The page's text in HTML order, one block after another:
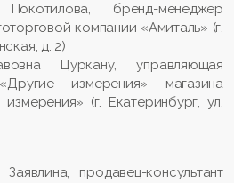
бренд-менеджер
компании «Амиталь» (г.
д. 2)
Цуркану, управляющая
измерения» магазина
(г. Екатеринбург, ул.
продавец-консультант